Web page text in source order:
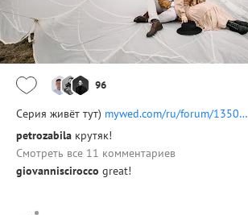
96
Серия живёт тут) mywed.com/ru/forum/1350…
petrozabila крутяк!
Смотреть все 11 комментариев
giovanniscirocco great!